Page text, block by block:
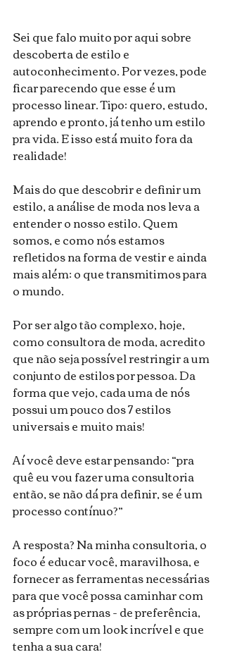
Sei que falo muito por aqui sobre
descoberta de estilo e
autoconhecimento. Por vezes, pode
ficar parecendo que esse é um
processo linear. Tipo: quero, estudo,
aprendo e pronto, já tenho um estilo
pra vida. E isso está muito fora da
realidade!
Mais do que descobrir e definir um
estilo, a análise de moda nos leva a
entender o nosso estilo. Quem
somos, e como nós estamos
refletidos na forma de vestir e ainda
mais além: o que transmitimos para
o mundo.
Por ser algo tão complexo, hoje,
como consultora de moda, acredito
que não seja possível restringir a um
conjunto de estilos por pessoa. Da
forma que vejo, cada uma de nós
possui um pouco dos 7 estilos
universais e muito mais!
Aí você deve estar pensando: “pra
quê eu vou fazer uma consultoria
então, se não dá pra definir, se é um
processo contínuo?”
A resposta? Na minha consultoria, o
foco é educar você, maravilhosa, e
fornecer as ferramentas necessárias
para que você possa caminhar com
as próprias pernas - de preferência,
sempre com um look incrível e que
tenha a sua cara!